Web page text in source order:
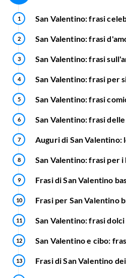
San Valentino: frasi
San Valentino: frasi
San Valentino: frasi
San Valentino: frasi per
San Valentino: frasi
San Valentino: frasi
Auguri di San Valentino:
San Valentino: frasi per i
Frasi di San Valentino
Frasi per San Valentino
San Valentino: frasi dolci
San Valentino e cibo:
Frasi di San Valentino